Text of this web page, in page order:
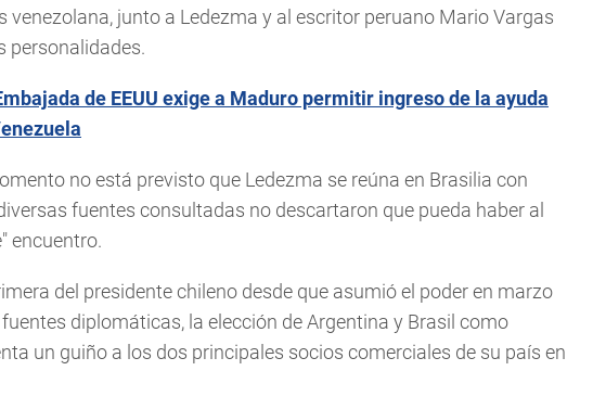
venezolana, junto a Ledezma y al escritor peruano Mario Vargas
personalidades.
de EEUU exige a Maduro permitir ingreso de la ayuda
no está previsto que Ledezma se reúna en Brasilia con
fuentes consultadas no descartaron que pueda haber al
encuentro.
del presidente chileno desde que asumió el poder en marzo
diplomáticas, la elección de Argentina y Brasil como
un guiño a los dos principales socios comerciales de su país en